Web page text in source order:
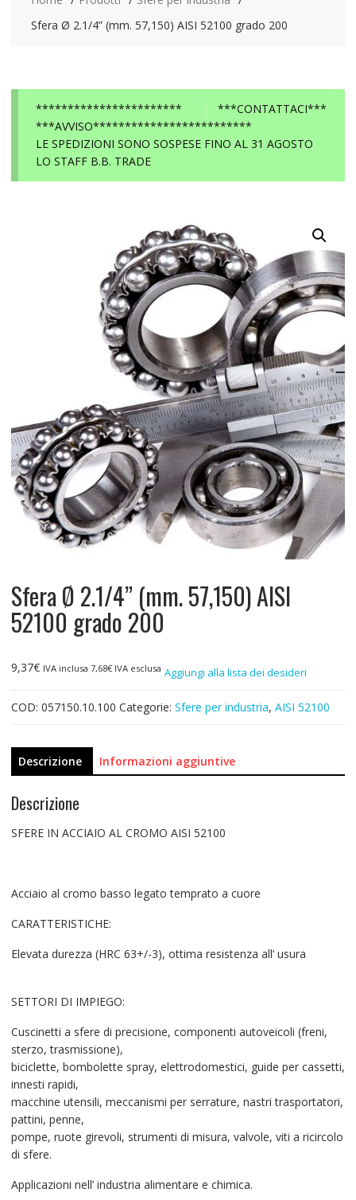
Sfera Ø 2.1/4” (mm. 57,150) AISI 52100 grado 200
***CONTATTACI***
***********************
***AVVISO*************************
LE SPEDIZIONI SONO SOSPESE FINO AL 31 AGOSTO
LO STAFF B.B. TRADE
Sfera Ø 2.1/4” (mm. 57,150) AISI
52100 grado 200
9,37€ IVA inclusa 7,68€IVA esclusa Aggiungi alla lista dei desideri
COD: 057150.10.100 Categorie: Sfere per industria, AISI 52100
Descrizione Informazioni aggiuntive
Descrizione
SFERE IN ACCIAIO AL CROMO AISI 52100
Acciaio al cromo basso legato temprato a cuore
CARATTERISTICHE:
Elevata durezza (HRC 63+/-3), ottima resistenza all’ usura
SETTORI DI IMPIEGO:
Cuscinetti a sfere di precisione, componenti autoveicoli (freni,
sterzo, trasmissione),
biciclette, bombolette spray, elettrodomestici, guide per cassetti,
innesti rapidi,
macchine utensili, meccanismi per serrature, nastri trasportatori,
pattini, penne,
pompe, ruote girevoli, strumenti di misura, valvole, viti a ricircolo
di sfere.
Applicazioni nell’ industria alimentare e chimica.